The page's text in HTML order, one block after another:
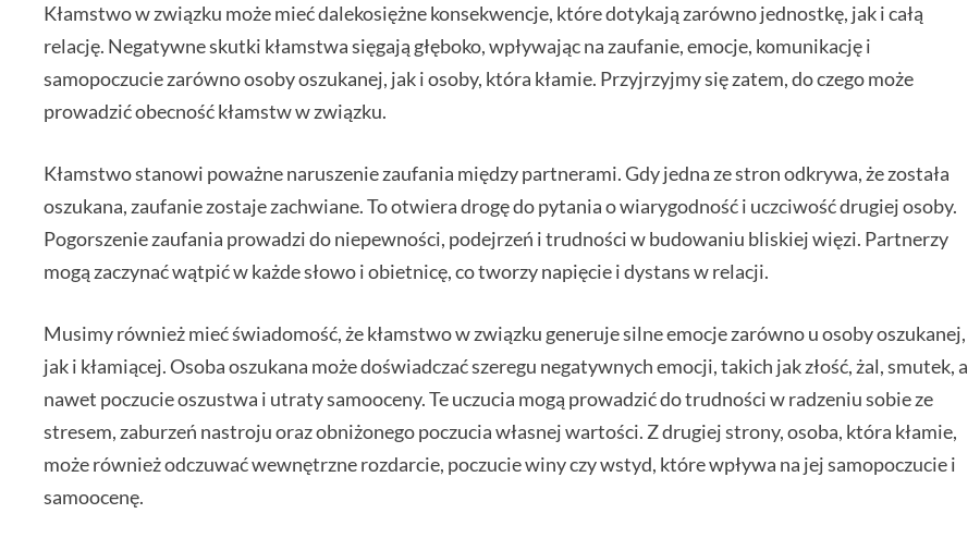
Kłamstwo w związku może mieć dalekosiężne konsekwencje, które dotykają zarówno jednostkę, jak i całą
relację. Negatywne skutki kłamstwa sięgają głęboko, wpływając na zaufanie, emocje, komunikację i
samopoczucie zarówno osoby oszukanej, jak i osoby, która kłamie. Przyjrzyjmy się zatem, do czego może
prowadzić obecność kłamstw w związku.
Kłamstwo stanowi poważne naruszenie zaufania między partnerami. Gdy jedna ze stron odkrywa, że została
oszukana, zaufanie zostaje zachwiane. To otwiera drogę do pytania o wiarygodność i uczciwość drugiej osoby.
Pogorszenie zaufania prowadzi do niepewności, podejrzeń i trudności w budowaniu bliskiej więzi. Partnerzy
mogą zaczynać wątpić w każde słowo i obietnicę, co tworzy napięcie i dystans w relacji.
Musimy również mieć świadomość, że kłamstwo w związku generuje silne emocje zarówno u osoby oszukanej,
jak i kłamiącej. Osoba oszukana może doświadczać szeregu negatywnych emocji, takich jak złość, żal, smutek, a
nawet poczucie oszustwa i utraty samooceny. Te uczucia mogą prowadzić do trudności w radzeniu sobie ze
stresem, zaburzeń nastroju oraz obniżonego poczucia własnej wartości. Z drugiej strony, osoba, która kłamie,
może również odczuwać wewnętrzne rozdarcie, poczucie winy czy wstyd, które wpływa na jej samopoczucie i
samoocenę.